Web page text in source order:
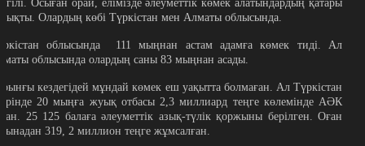
Осыған орай, елімізде әлеуметтік көмек алатындардың қатары
Олардың көбі Түркістан мен Алматы облысында.
облысында 111 мыңнан астам адамға көмек тиді. Ал
облысында олардың саны 83 мыңнан асады.
кездегідей мұндай көмек еш уақытта болмаған. Ал Түркістан
20 мыңға жуық отбасы 2,3 миллиард теңге көлемінде АӘК
25 125 балаға әлеуметтік азық-түлік қоржыны берілген. Оған
319, 2 миллион теңге жұмсалған.